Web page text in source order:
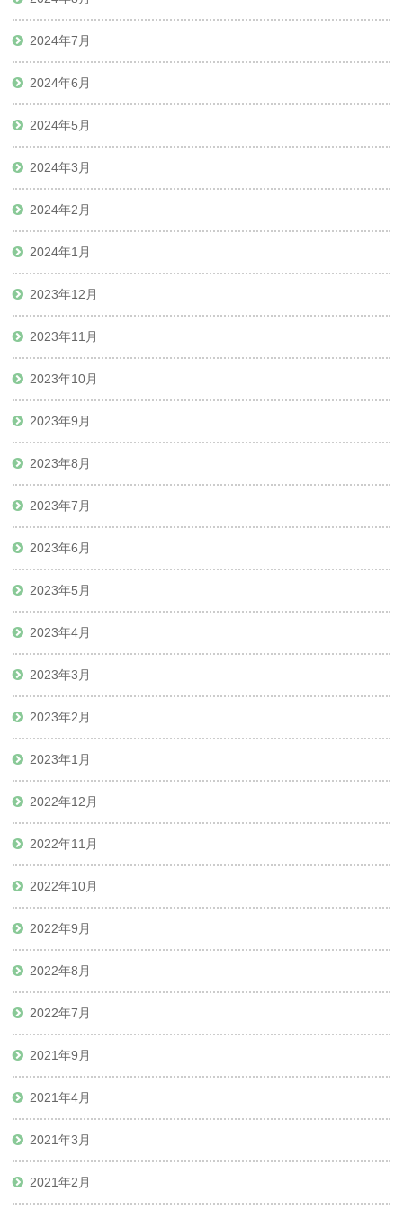
2024年7月
2024年6月
2024年5月
2024年3月
2024年2月
2024年1月
2023年12月
2023年11月
2023年10月
2023年9月
2023年8月
2023年7月
2023年6月
2023年5月
2023年4月
2023年3月
2023年2月
2023年1月
2022年12月
2022年11月
2022年10月
2022年9月
2022年8月
2022年7月
2021年9月
2021年4月
2021年3月
2021年2月